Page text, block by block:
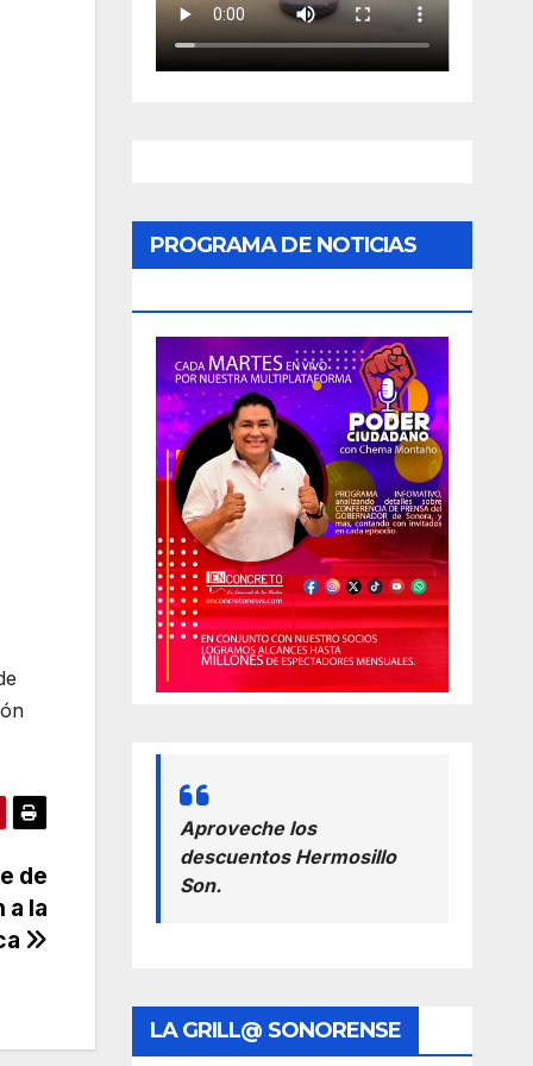
de
a la
PROGRAMA DE NOTICIAS
Aproveche los
descuentos Hermosillo
Son.
LA GRILL@ SONORENSE